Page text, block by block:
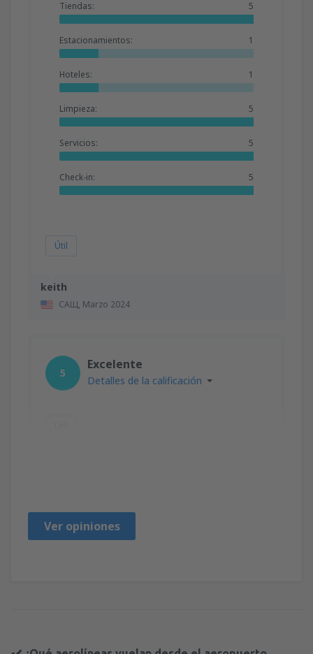
keith
САЩ, Marzo 2024
Tiendas: 5
Estacionamientos: 1
Hoteles: 1
Limpieza: 5
Servicios: 5
Check-in: 5
Útil
5
Excelente
Detalles de la calificación
Ver opiniones